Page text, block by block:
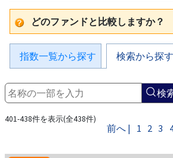
どのファンドと比較しますか？
指数一覧から探す 検索から探す
検
401-438件を表示(全438件)
前へ | 1 2 3